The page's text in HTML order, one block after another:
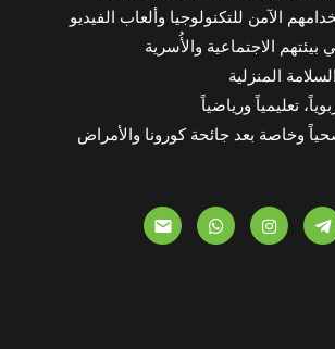
الآمن للتكنولوجيا وألعاب الفيديو
الاجتماعية والأُسرية
المنزلية
تعليمياً ورياضياً
وخاصة بعد جائحة كورونا والأمراض